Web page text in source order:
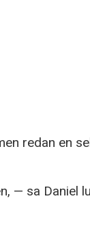
redan en
— sa Daniel